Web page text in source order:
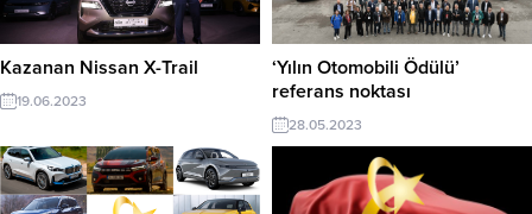
Kazanan Nissan X-Trail
19.06.2023
‘Yılın Otomobili Ödülü’
referans noktası
28.05.2023